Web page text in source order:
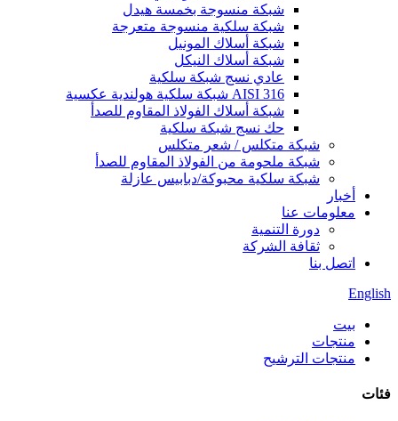
شبكة منسوجة بخمسة هيدل
شبكة سلكية منسوجة متعرجة
شبكة أسلاك المونيل
شبكة أسلاك النيكل
عادي نسج شبكة سلكية
AISI 316 شبكة سلكية هولندية عكسية
شبكة أسلاك الفولاذ المقاوم للصدأ
حك نسج شبكة سلكية
شبكة متكلس / شعر متكلس
شبكة ملحومة من الفولاذ المقاوم للصدأ
شبكة سلكية محبوكة/دبابيس عازلة
أخبار
معلومات عنا
دورة التنمية
ثقافة الشركة
اتصل بنا
English
بيت
منتجات
منتجات الترشيح
فئات